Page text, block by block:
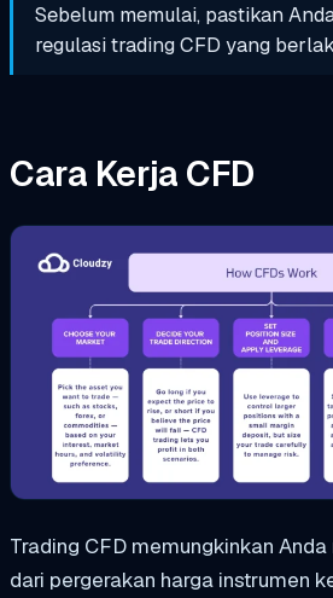
Sebelum memulai, pastikan
regulasi trading CFD yang
Cara Kerja CFD
Trading CFD memungkinkan
dari pergerakan harga instrumen